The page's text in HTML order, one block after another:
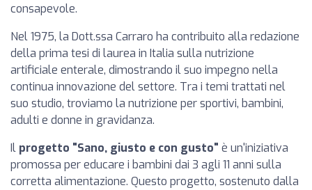
consapevole.
Nel 1975, la Dott.ssa Carraro ha contribuito alla redazione
della prima tesi di laurea in Italia sulla nutrizione
artificiale enterale, dimostrando il suo impegno nella
continua innovazione del settore. Tra i temi trattati nel
suo studio, troviamo la nutrizione per sportivi, bambini,
adulti e donne in gravidanza.
Il progetto "Sano, giusto e con gusto" è un'iniziativa
promossa per educare i bambini dai 3 agli 11 anni sulla
corretta alimentazione. Questo progetto, sostenuto dalla